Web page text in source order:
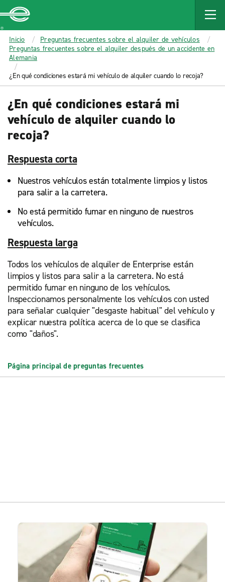
MAIN
CONTENT
Enterprise
Inicio
Preguntas frecuentes sobre el alquiler de vehículos
Preguntas frecuentes sobre el alquiler después de un accidente en
Alemania
¿En qué condiciones estará mi vehículo de alquiler cuando lo recoja?
¿En qué condiciones estará mi
vehículo de alquiler cuando lo
recoja?
Respuesta corta
Nuestros vehículos están totalmente limpios y listos
para salir a la carretera.
No está permitido fumar en ninguno de nuestros
vehículos.
Respuesta larga
Todos los vehículos de alquiler de Enterprise están
limpios y listos para salir a la carretera. No está
permitido fumar en ninguno de los vehículos.
Inspeccionamos personalmente los vehículos con usted
para señalar cualquier "desgaste habitual" del vehículo y
explicar nuestra política acerca de lo que se clasifica
como "daños".
Página principal de preguntas frecuentes